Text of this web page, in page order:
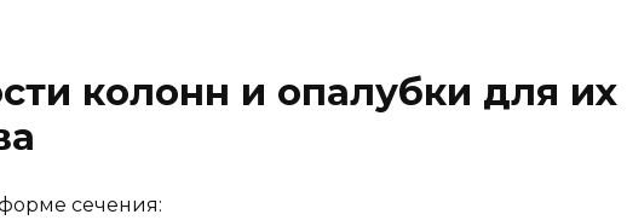
колонн и опалубки для их
сечения: